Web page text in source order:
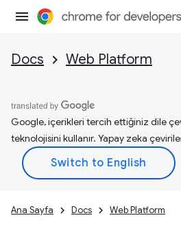
Docs Web Platform
Google, içerikleri tercih ettiğiniz dile
teknolojisini kullanır. Yapay zeka
Ana Sayfa Docs Web Platform